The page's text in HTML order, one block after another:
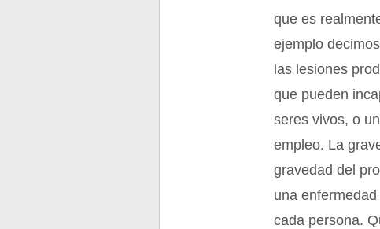
que es
ejemplo
las lesiones
que pueden
seres vivos, o
empleo. La
gravedad del
una
cada persona.